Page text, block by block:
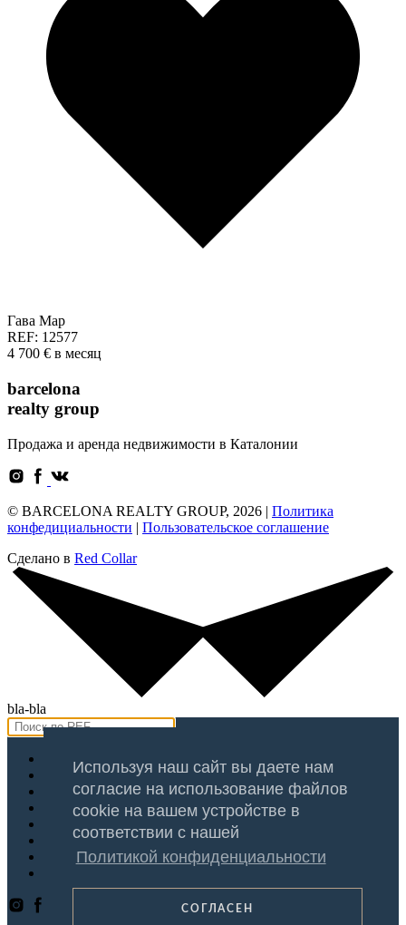
Используя наш сайт вы даете нам
согласие на использование файлов
cookie на вашем устройстве в
соответствии с нашей
Политикой конфиденциальности
СОГЛАСЕН
Гава Мар
REF: 12577
4 700 € в месяц
barcelona
realty group
Продажа и аренда недвижимости в Каталонии
© BARCELONA REALTY GROUP, 2026 | Политика
конфедициальности | Пользовательское соглашение
Сделано в Red Collar
bla-bla
Продажа
Аренда
Оценка
Услуги
О Компании